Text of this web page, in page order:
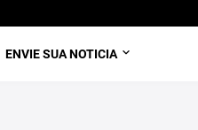
ENVIE SUA NOTICIA